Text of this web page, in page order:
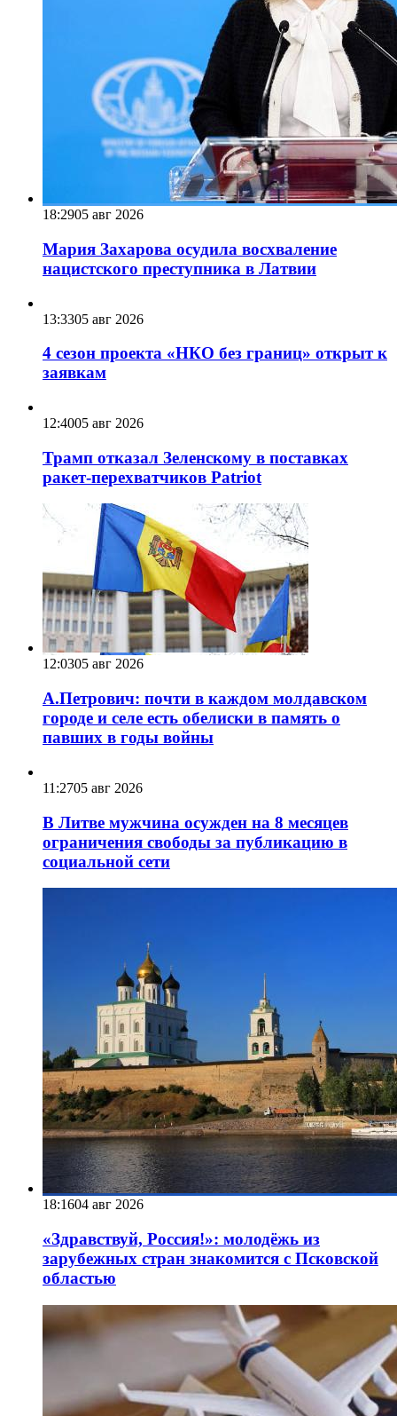
18:2905 авг 2026
Мария Захарова осудила восхваление
нацистского преступника в Латвии
13:3305 авг 2026
4 сезон проекта «НКО без границ» открыт к
заявкам
12:4005 авг 2026
Трамп отказал Зеленскому в поставках
ракет-перехватчиков Patriot
12:0305 авг 2026
А.Петрович: почти в каждом молдавском
городе и селе есть обелиски в память о
павших в годы войны
11:2705 авг 2026
В Литве мужчина осужден на 8 месяцев
ограничения свободы за публикацию в
социальной сети
18:1604 авг 2026
«Здравствуй, Россия!»: молодёжь из
зарубежных стран знакомится с Псковской
областью